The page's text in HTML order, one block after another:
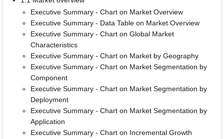
Executive Summary - Chart on Market Overview
Executive Summary - Data Table on Market Overview
Executive Summary - Chart on Global Market
Characteristics
Executive Summary - Chart on Market by Geography
Executive Summary - Chart on Market Segmentation by
Component
Executive Summary - Chart on Market Segmentation by
Deployment
Executive Summary - Chart on Market Segmentation by
Application
Executive Summary - Chart on Incremental Growth